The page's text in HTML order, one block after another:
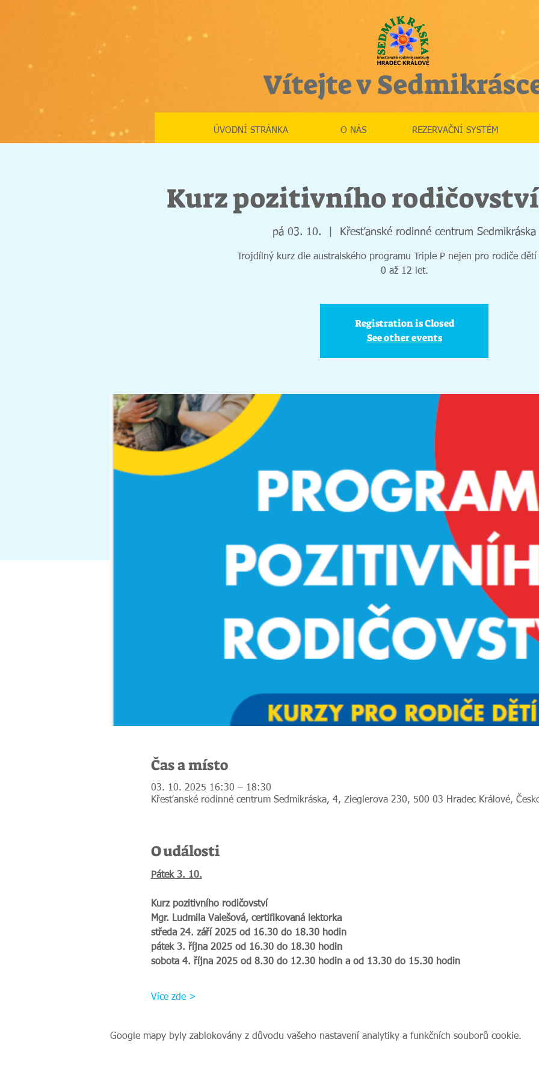
Vítejte v
ÚVODNÍ STRÁNKA O NÁS REZERVAČNÍ SYSTÉM
Kurz pozitivního rodičovství
pá 03. 10. Křesťanské rodinné centrum Sedmikráska
Trojdílný kurz dle australského programu Triple P nejen pro rodiče dětí
0 až 12 let.
Registration is Closed
See other events
Čas a místo
03. 10. 2025 16:30 – 18:30
Křesťanské rodinné centrum Sedmikráska, 4, Zieglerova 230, 500 03 Hradec Králové,
O události
Pátek 3. 10.
Kurz pozitivního rodičovství
Mgr. Ludmila Valešová, certifikovaná lektorka
středa 24. září 2025 od 16.30 do 18.30 hodin
pátek 3. října 2025 od 16.30 do 18.30 hodin
sobota 4. října 2025 od 8.30 do 12.30 hodin a od 13.30 do 15.30 hodin
Více zde >
Google mapy byly zablokovány z důvodu vašeho nastavení analytiky a funkčních souborů cookie.